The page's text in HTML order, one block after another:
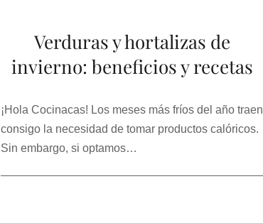
Verduras y hortalizas de
invierno: beneficios y recetas
¡Hola Cocinacas! Los meses más fríos del año traen
consigo la necesidad de tomar productos calóricos.
Sin embargo, si optamos…